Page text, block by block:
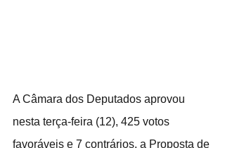
A Câmara dos Deputados aprovou
nesta terça-feira (12), 425 votos
favoráveis e 7 contrários, a Proposta de